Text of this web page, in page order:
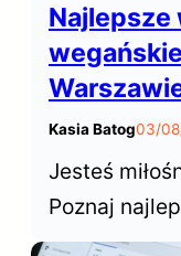
Najlepsze
Kasia Batog03/
Jesteś
Poznaj
wegańskie